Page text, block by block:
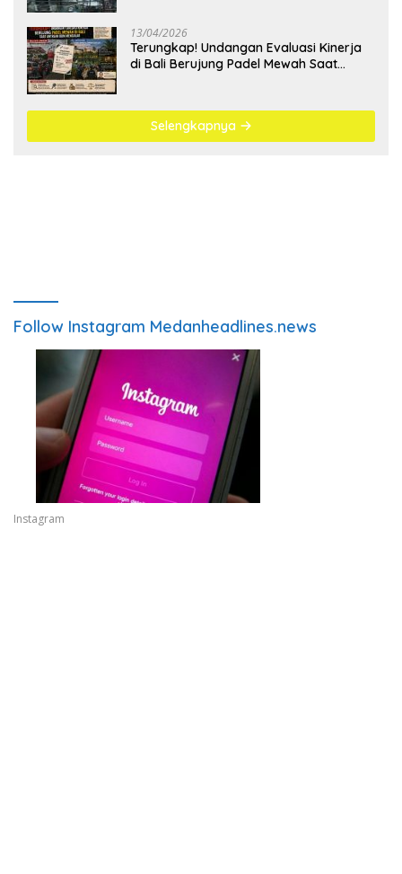
13/04/2026
Terungkap! Undangan Evaluasi Kinerja
di Bali Berujung Padel Mewah Saat
Selengkapnya
Follow Instagram Medanheadlines.news
Instagram